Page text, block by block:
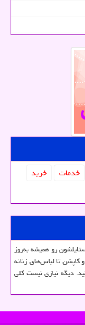
خدمات
خرید
رو همیشه به‌روز
کاپشن تا لباس‌های زنانه
دیگه نیازی نیست کلی